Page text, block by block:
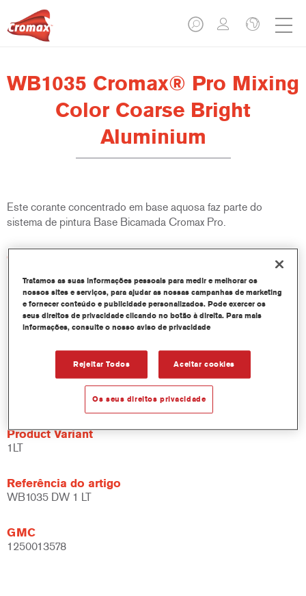
WB1035 Cromax® Pro Mixing
Color Coarse Bright
Aluminium
Este corante concentrado em base aquosa faz parte do
sistema de pintura Base Bicamada Cromax Pro.
Características do produto
correspondência de cor.
Utilização rápida e económica, aumentando o rendimento e
produtividade.
Dispõe de um sistema de corantes e resinas específicos e
Ampla gama de aplicações.
Flexível - pode ser utilizado sob diferentes condições
climáticas e através de diferentes técnicas de aplicação.
Product Variant
1LT
Referência do artigo
WB1035 DW 1 LT
GMC
1250013578
Tratamos as suas informações pessoais para medir e melhorar os
nossos sites e serviços, para ajudar as nossas campanhas de marketing
e fornecer conteúdo e publicidade personalizados. Pode exercer os
seus direitos de privacidade clicando no botão à direita. Para mais
informações, consulte o nosso aviso de privacidade
Rejeitar Todos Aceitar cookies
Os seus direitos privacidade